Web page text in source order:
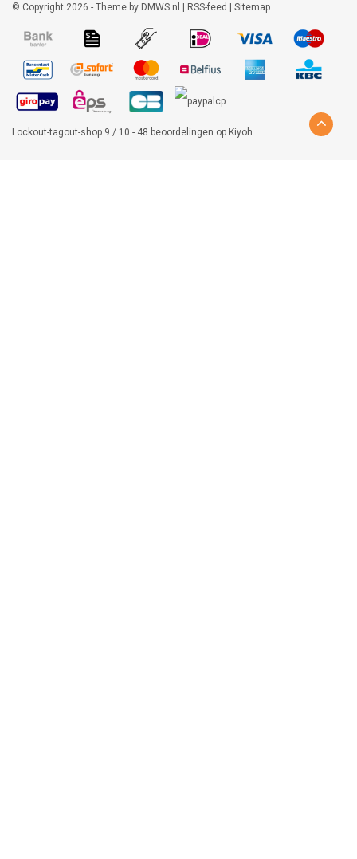
© Copyright 2026 - Theme by DMWS.nl | RSS-feed | Sitemap
Lockout-tagout-shop 9 / 10 - 48 beoordelingen op Kiyoh